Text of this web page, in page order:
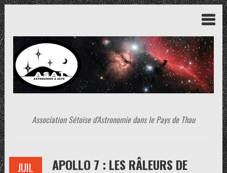
Association Sétoise d'Astronomie dans le Pays de Thau
JUIL
APOLLO 7 : LES RÂLEURS DE